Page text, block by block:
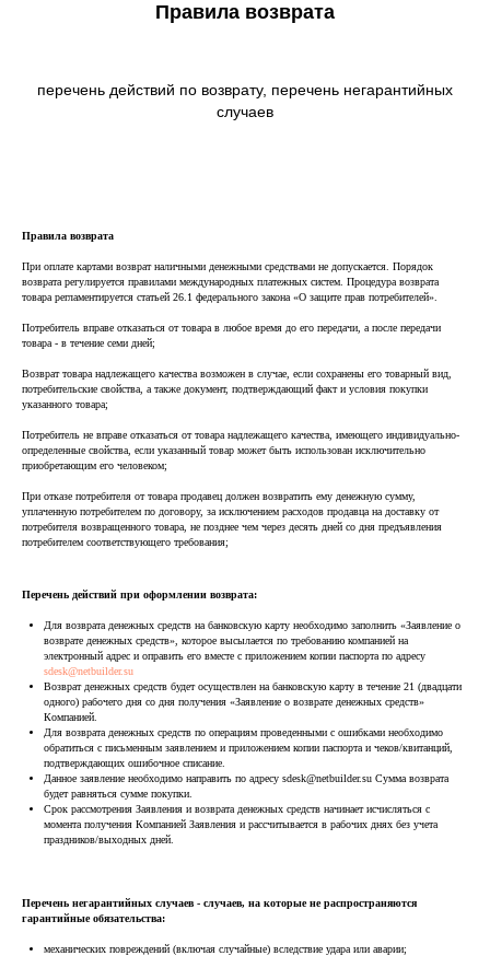
block from scratch
Правила возврата
перечень действий по возврату, перечень негарантийных
случаев
Правила возврата
При оплате картами возврат наличными денежными средствами не допускается. Порядок
возврата регулируется правилами международных платежных систем. Процедура возврата
товара регламентируется статьей 26.1 федерального закона «О защите прав потребителей».
Потребитель вправе отказаться от товара в любое время до его передачи, а после передачи
товара - в течение семи дней;
Возврат товара надлежащего качества возможен в случае, если сохранены его товарный вид,
потребительские свойства, а также документ, подтверждающий факт и условия покупки
указанного товара;
Потребитель не вправе отказаться от товара надлежащего качества, имеющего индивидуально-
определенные свойства, если указанный товар может быть использован исключительно
приобретающим его человеком;
При отказе потребителя от товара продавец должен возвратить ему денежную сумму,
уплаченную потребителем по договору, за исключением расходов продавца на доставку от
потребителя возвращенного товара, не позднее чем через десять дней со дня предъявления
потребителем соответствующего требования;
Перечень действий при оформлении возврата:
Для возврата денежных средств на банковскую карту необходимо заполнить «Заявление о
возврате денежных средств», которое высылается по требованию компанией на
электронный адрес и оправить его вместе с приложением копии паспорта по адресу
sdesk@netbuilder.su
Возврат денежных средств будет осуществлен на банковскую карту в течение 21 (двадцати
одного) рабочего дня со дня получения «Заявление о возврате денежных средств»
Компанией.
Для возврата денежных средств по операциям проведенными с ошибками необходимо
обратиться с письменным заявлением и приложением копии паспорта и чеков/квитанций,
подтверждающих ошибочное списание.
Данное заявление необходимо направить по адресу sdesk@netbuilder.su Сумма возврата
будет равняться сумме покупки.
Срок рассмотрения Заявления и возврата денежных средств начинает исчисляться с
момента получения Компанией Заявления и рассчитывается в рабочих днях без учета
праздников/выходных дней.
Перечень негарантийных случаев - случаев, на которые не распространяются
гарантийные обязательства:
механических повреждений (включая случайные) вследствие удара или аварии;